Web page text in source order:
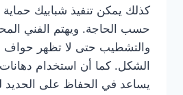
كذلك يمكن تنفيذ شبابيك حماية
حسب الحاجة. ويهتم الفني
والتشطيب حتى لا تظهر حواف
الشكل. كما أن استخدام
يساعد في الحفاظ على الحديد